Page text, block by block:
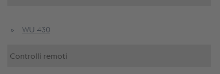
WU 430
Controlli remoti